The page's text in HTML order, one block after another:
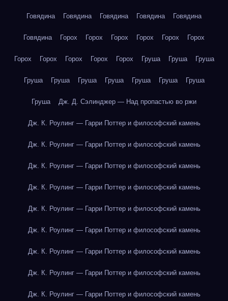
Говядина Говядина Говядина Говядина Говядина
Говядина Горох Горох Горох Горох Горох Горох
Горох Горох Горох Горох Горох Груша Груша Груша
Груша Груша Груша Груша Груша Груша Груша
Груша Дж. Д. Сэлинджер — Над пропастью во ржи
Дж. К. Роулинг — Гарри Поттер и философский камень
Дж. К. Роулинг — Гарри Поттер и философский камень
Дж. К. Роулинг — Гарри Поттер и философский камень
Дж. К. Роулинг — Гарри Поттер и философский камень
Дж. К. Роулинг — Гарри Поттер и философский камень
Дж. К. Роулинг — Гарри Поттер и философский камень
Дж. К. Роулинг — Гарри Поттер и философский камень
Дж. К. Роулинг — Гарри Поттер и философский камень
Дж. К. Роулинг — Гарри Поттер и философский камень